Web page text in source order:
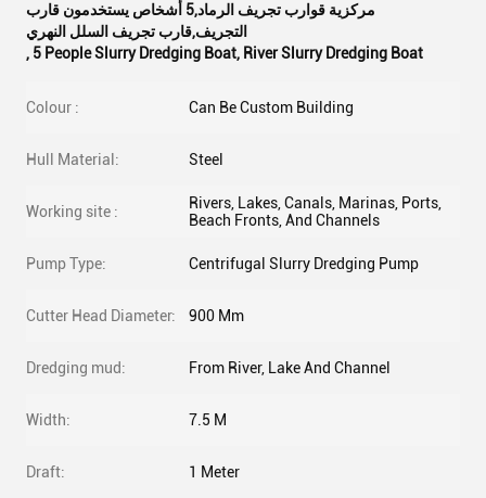
مركزية قوارب تجريف الرماد,5 أشخاص يستخدمون قارب
التجريف,قارب تجريف السلل النهري
, 5 People Slurry Dredging Boat, River Slurry Dredging Boat
Colour : Can Be Custom Building
Hull Material: Steel
Working site :
Rivers, Lakes, Canals, Marinas, Ports,
Beach Fronts, And Channels
Pump Type: Centrifugal Slurry Dredging Pump
Cutter Head Diameter: 900 Mm
Dredging mud: From River, Lake And Channel
Width: 7.5 M
Draft: 1 Meter